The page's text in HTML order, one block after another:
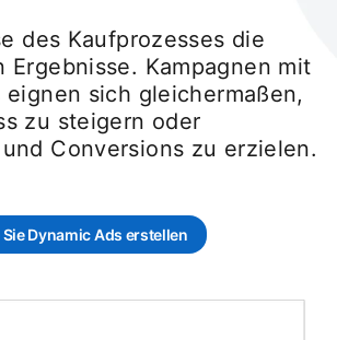
des Kaufprozesses die
Ergebnisse. Kampagnen mit
eignen sich gleichermaßen,
zu steigern oder
Conversions zu erzielen.
Dynamic Ads erstellen
opens in a new tab